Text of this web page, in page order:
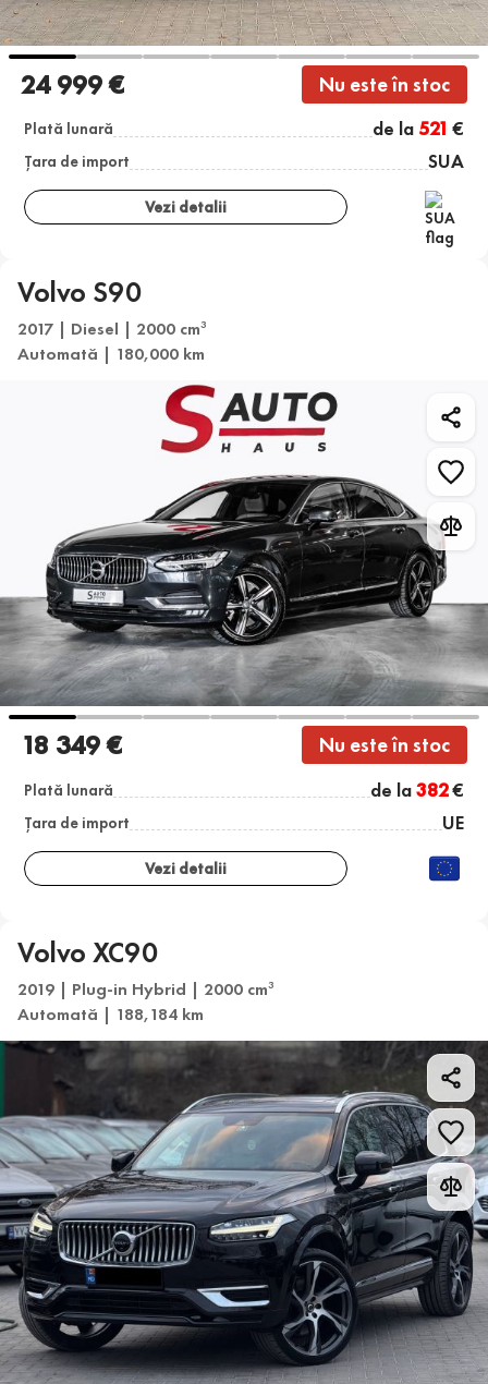
24 999 € Nu este în stoc
Plată lunară de la 521 €
Țara de import SUA
Vezi detalii
Volvo S90
2017 | Diesel | 2000 cm3
Automată | 180,000 km
18 349 € Nu este în stoc
Plată lunară de la382€
Țara de import UE
Vezi detalii
Volvo XC90
2019 | Plug-in Hybrid | 2000 cm3
Automată | 188,184 km